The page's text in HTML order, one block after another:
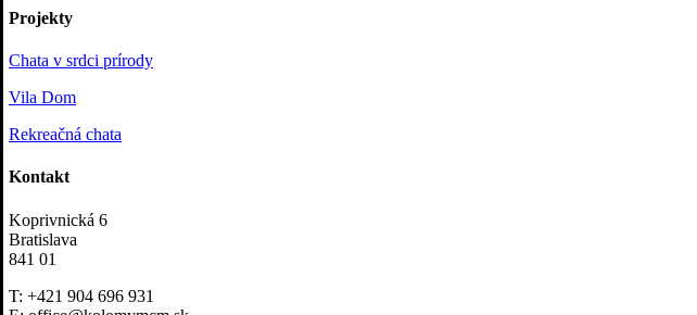
Projekty
Chata v srdci prírody
Vila Dom
Rekreačná chata
Kontakt
Koprivnická 6
Bratislava
841 01
T: +421 904 696 931